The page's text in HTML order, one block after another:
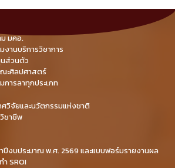
มคอ.
านบริการวิชาการ
ส่วนตัว
ะศิลปศาสตร์
ารลาทุกประเภท
วิจัยและนวัตกรรมแห่งชาติ
ชาชีพ
ปีงบประมาณ พ.ศ. 2569 และแบบฟอร์มรายงานผล
SROI